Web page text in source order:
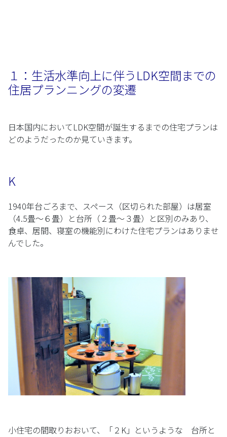
１：生活水準向上に伴うLDK空間までの
住居プランニングの変遷
日本国内においてLDK空間が誕生するまでの住宅プランは
どのようだったのか見ていきます。
K
1940年台ごろまで、スペース（区切られた部屋）は居室
（4.5畳〜６畳）と台所（２畳〜３畳）と区別のみあり、
食卓、居間、寝室の機能別にわけた住宅プランはありませ
んでした。
小住宅の間取りおおいて、「２K」というような 台所と